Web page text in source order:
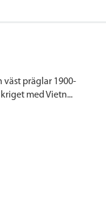
präglar 1900-
med Vietn...